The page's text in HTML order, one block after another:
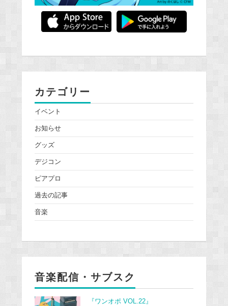
カテゴリー
イベント
お知らせ
グッズ
デジコン
ピアプロ
過去の記事
音楽
音楽配信・サブスク
『ワンオポ VOL.22』